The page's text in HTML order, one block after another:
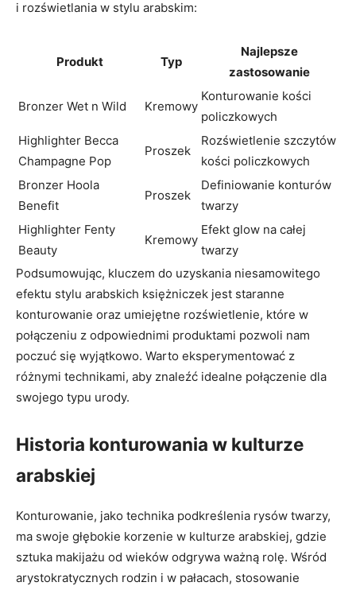
i ‍rozświetlania w ⁤stylu‍ arabskim:
Produkt Typ
Najlepsze
zastosowanie
Bronzer Wet n Wild Kremowy
Konturowanie kości
policzkowych
Highlighter Becca
Champagne Pop
Proszek
Rozświetlenie szczytów
kości policzkowych
Bronzer Hoola
‍Benefit
Proszek
Definiowanie konturów
twarzy
Highlighter Fenty
Beauty
Kremowy
Efekt glow​ na całej
twarzy
Podsumowując, kluczem do uzyskania ‍niesamowitego
efektu stylu arabskich księżniczek jest staranne
konturowanie oraz umiejętne rozświetlenie, które w
połączeniu z ⁤odpowiednimi‌ produktami pozwoli⁣ nam
poczuć ⁤się wyjątkowo. Warto eksperymentować z
różnymi technikami, ‌aby⁤ znaleźć idealne połączenie dla
swojego typu urody.
Historia konturowania w kulturze​
arabskiej
Konturowanie, ​jako technika podkreślenia rysów twarzy,
ma swoje głębokie korzenie w kulturze arabskiej, gdzie
sztuka makijażu od wieków odgrywa ważną rolę. Wśród
arystokratycznych‍ rodzin i ⁣w pałacach, stosowanie